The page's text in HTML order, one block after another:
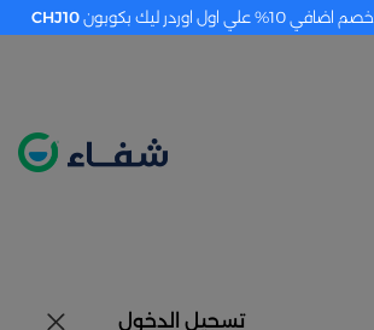
تسجيل الدخول
خصم اضافي 10% علي اول اوردر ليك بكوبون CHJ10